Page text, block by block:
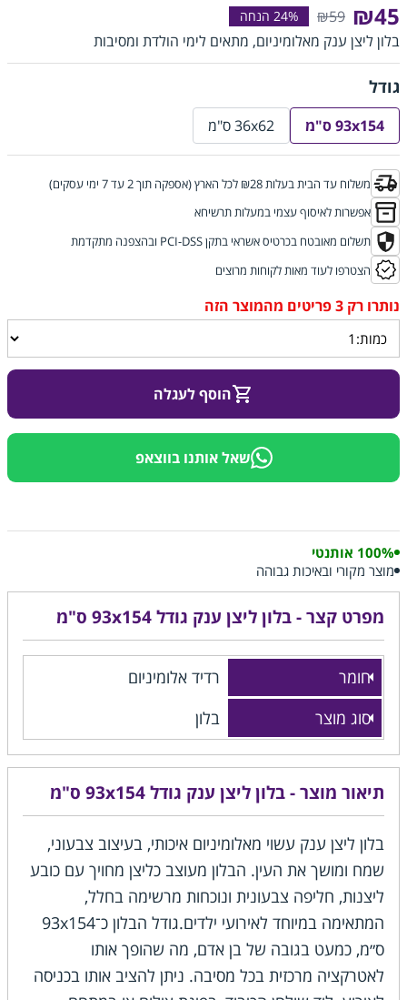
₪45
₪59
בלון ליצן ענק מאלומיניום, מתאים לימי הולדת ומסיבות
גודל
93x154 ס"מ 36x62 ס"מ
משלוח עד הבית בעלות ₪28 לכל הארץ (אספקה תוך 2 עד 7 ימי עסקים)
אפשרות לאיסוף עצמי במעלות תרשיחא
תשלום מאובטח בכרטיס אשראי בתקן PCI-DSS ובהצפנה מתקדמת
הצטרפו לעוד מאות לקוחות מרוצים
הוסף לעגלה
שאל אותנו בווצאפ
100% אותנטי
מוצר מקורי ובאיכות גבוהה
מפרט קצר - בלון ליצן ענק גודל 93x154 ס"מ
חומר
רדיד אלומיניום
סוג מוצר
בלון
תיאור מוצר - בלון ליצן ענק גודל 93x154 ס"מ
בלון ליצן ענק עשוי מאלומיניום איכותי, בעיצוב צבעוני,
שמח ומושך את העין. הבלון מעוצב כליצן מחויך עם כובע
ליצנות, חליפה צבעונית ונוכחות מרשימה בחלל,
המתאימה במיוחד לאירועי ילדים.גודל הבלון כ־93x154
ס״מ, כמעט בגובה של בן אדם, מה שהופך אותו
לאטרקציה מרכזית בכל מסיבה. ניתן להציב אותו בכניסה